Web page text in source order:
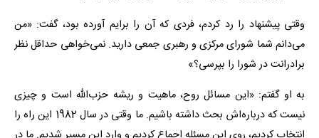
وقتی پیشنهاد را رد کردم، فردی که آن را برایم آورده بود، گفت: «من
می‌دانم شما شورای مرکزی و رهبری جمعی دارید. نمی‌خواهی حداقل نظر
برادرانت در شورا را بپرسی؟»
به او گفتم: «این مسائل روح، ماهیت و ریشه حزب‌الله است و چیزی
نیست که درباره‌اش بحث داشته باشیم. ما وقتی در سال 1982 این راه را